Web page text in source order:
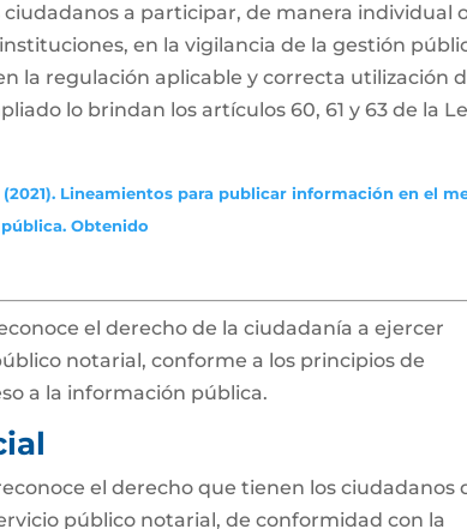
a participar, de manera individual
en la vigilancia de la gestión
la regulación aplicable y correcta utilización
lo brindan los artículos 60, 61 y 63 de la
Lineamientos para publicar información en el
Obtenido
el derecho de la ciudadanía a ejercer
notarial, conforme a los principios de
a la información pública.
el derecho que tienen los ciudadanos
público notarial, de conformidad con la